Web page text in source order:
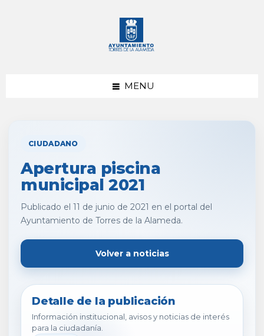
MENU
CIUDADANO
Apertura piscina
municipal 2021
Publicado el 11 de junio de 2021 en el portal del
Ayuntamiento de Torres de la Alameda.
Volver a noticias
Detalle de la publicación
Información institucional, avisos y noticias de interés
para la ciudadanía.